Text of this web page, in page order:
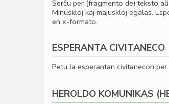
Serĉu per (fragmento de) teksto
Minuskloj kaj majuskloj egalas.
en x-formato.
ESPERANTA CIVITANECO
Petu la esperantan civitanecon per
HEROLDO KOMUNIKAS